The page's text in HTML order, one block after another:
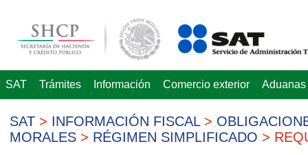
SAT Trámites Información Comercio exterior Aduanas
SAT > INFORMACIÓN FISCAL>
MORALES > RÉGIMEN SIMPLIFICADO >